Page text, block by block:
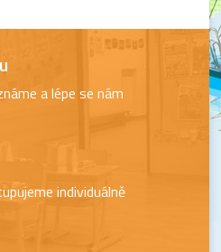
a lépe se nám
individuálně